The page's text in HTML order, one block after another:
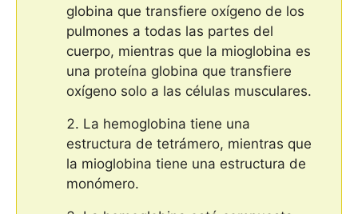
globina que transfiere oxígeno de los
pulmones a todas las partes del
cuerpo, mientras que la mioglobina es
una proteína globina que transfiere
oxígeno solo a las células musculares.
La hemoglobina tiene una
estructura de tetrámero, mientras que
la mioglobina tiene una estructura de
monómero.